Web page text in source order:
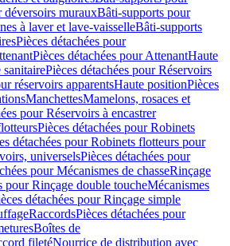
déversoirs murauxBâti-supports pour
à laver et lave-vaisselleBâti-supports
Pièces détachées pour
Pièces détachées pour AttenantHaute
sanitairePièces détachées pour Réservoirs
réservoirs apparentsHaute positionPièces
ManchettesMamelons, rosaces et
pour Réservoirs à encastrer
Pièces détachées pour Robinets
détachées pour Robinets flotteurs pour
universelsPièces détachées pour
pour Mécanismes de chasseRinçage
pour Rinçage double toucheMécanismes
détachées pour Rinçage simple
RaccordsPièces détachées pour
Boîtes de
filetéNourrice de distribution avec